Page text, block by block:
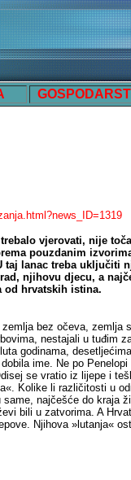
vjerovati, nije
pouzdanim
taj lanac treba uključiti
njihovu djecu, a
od hrvatskih istina.
bez očeva, zemlja
nestajali u tuđim
godinama,
ime. Ne po Penelopi
se vratio iz lijepe i
Kolike li različitosti u
najčešće do kraja
bili u zatvorima. A
Njihova »lutanja«